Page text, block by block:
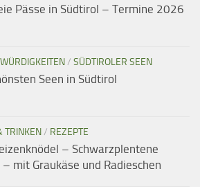
Pässe in Südtirol – Termine 2026
/ SÜDTIROLER SEEN
Seen in Südtirol
TRINKEN/ REZEPTE
– Schwarzplentene
– mit Graukäse und Radieschen